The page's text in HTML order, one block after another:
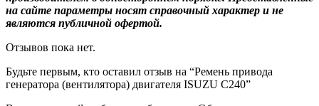
на сайте параметры носят справочный характер и не
являются публичной офертой.
Отзывов пока нет.
Будьте первым, кто оставил отзыв на “Ремень привода
генератора (вентилятора) двигателя ISUZU C240”